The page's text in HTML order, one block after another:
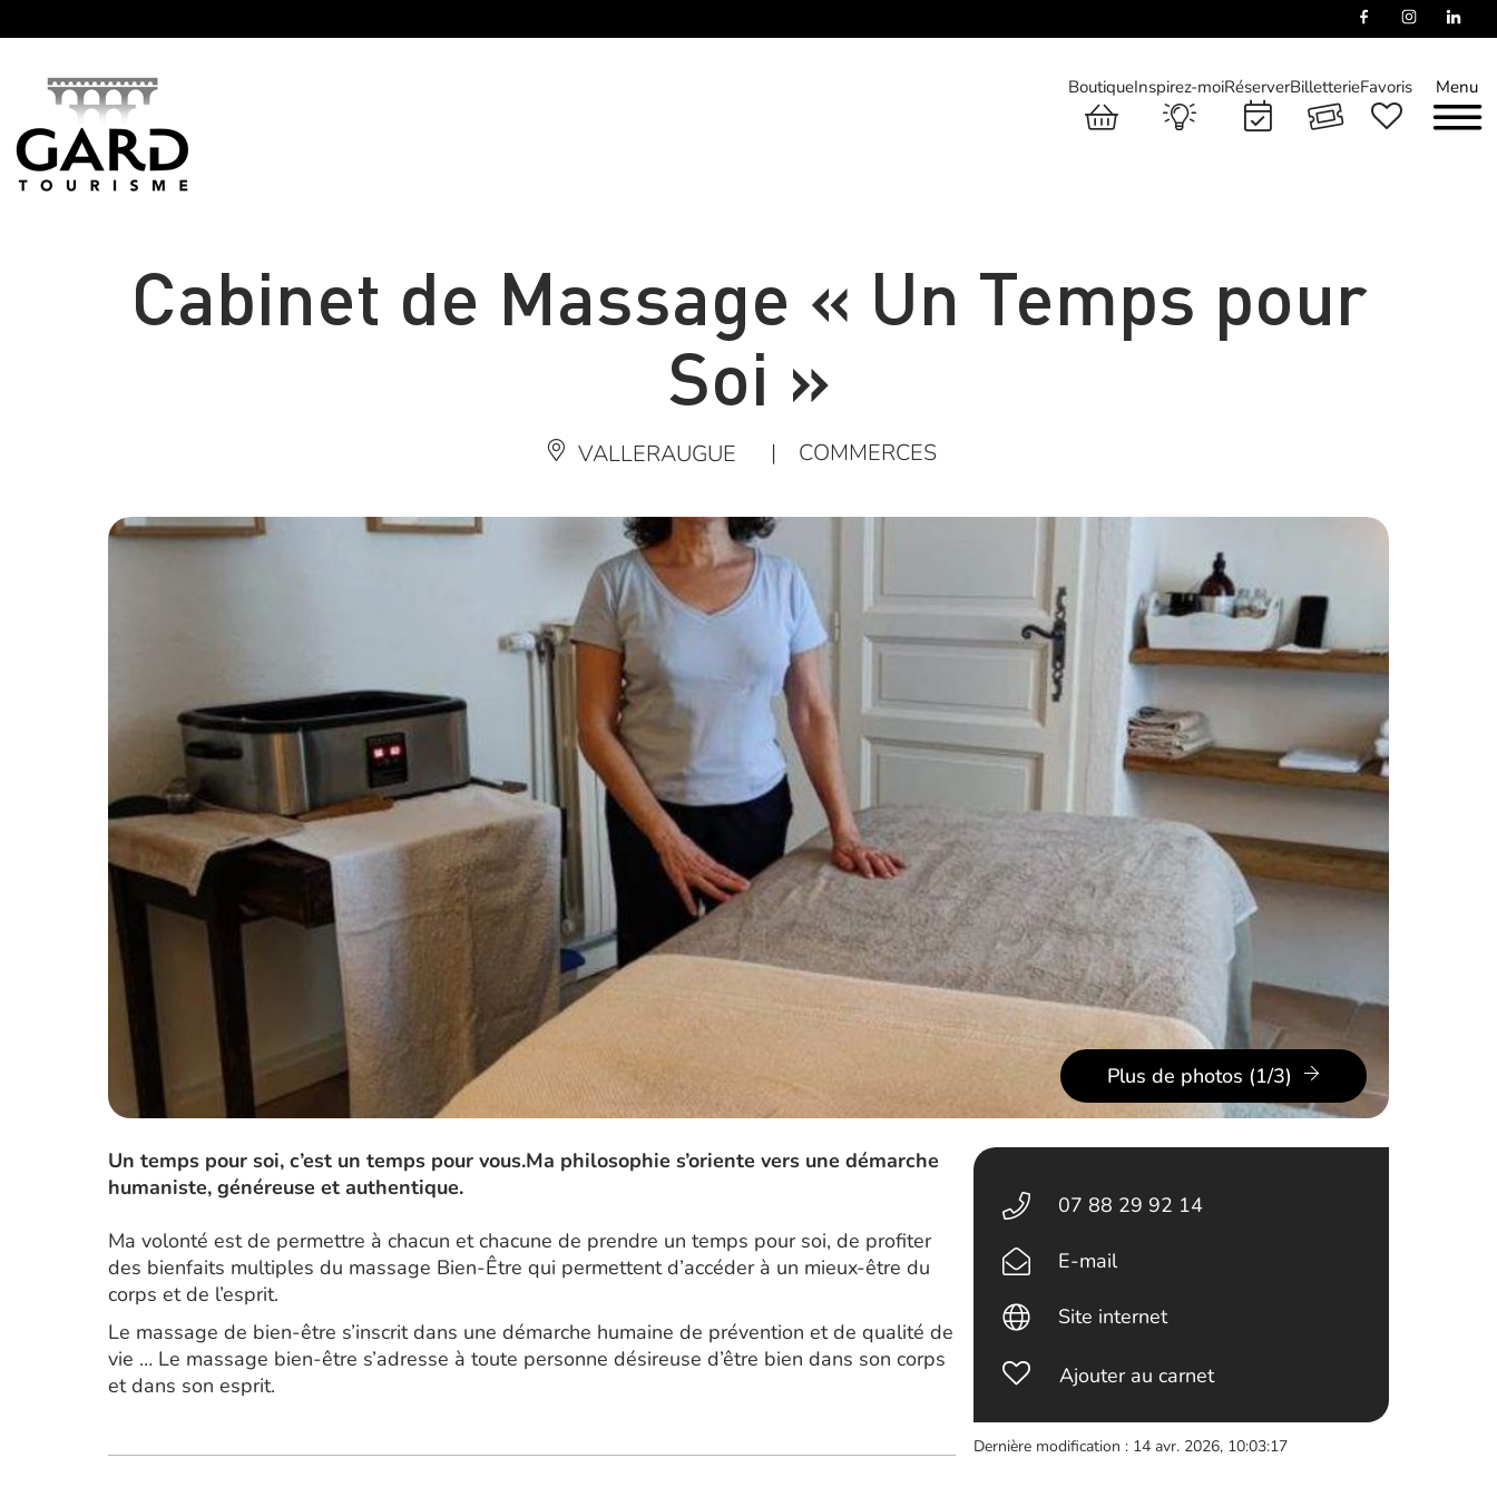
Menu
BoutiqueInspirez-moiRéserverBilletterieFavoris
Cabinet de Massage « Un Temps pour
Soi »
VALLERAUGUE | COMMERCES
Plus de photos (1/3)
Un temps pour soi, c’est un temps pour vous.Ma philosophie s’oriente vers une démarche
humaniste, généreuse et authentique.
Ma volonté est de permettre à chacun et chacune de prendre un temps pour soi, de profiter
des bienfaits multiples du massage Bien-Être qui permettent d’accéder à un mieux-être du
corps et de l’esprit.
Le massage de bien-être s’inscrit dans une démarche humaine de prévention et de qualité de
vie … Le massage bien-être s’adresse à toute personne désireuse d’être bien dans son corps
et dans son esprit.
07 88 29 92 14
E-mail
Site internet
Ajouter au carnet
Dernière modification : 14 avr. 2026, 10:03:17